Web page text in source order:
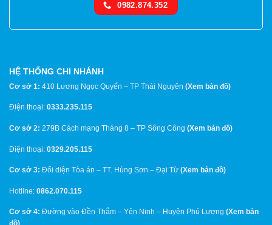
0982.874.352
HỆ THỐNG CHI NHÁNH
Cơ sở 1: 410 Lương Ngọc Quyến – TP Thái Nguyên (Xem bản đồ)
Điện thoại: 0333.235.115
Cơ sở 2: 279B Cách mạng Tháng 8 – TP Sông Công (Xem bản đồ)
Điện thoại: 0329.205.115
Cơ sở 3: Đối diện Tòa án – TT. Hùng Sơn – Đại Từ (Xem bản đồ)
Hotline: 0862.070.115
Cơ sở 4: Đường vào Đền Thắm – Yên Ninh – Huyện Phú Lương (Xem bản